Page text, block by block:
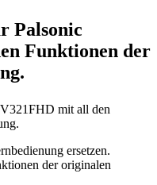
Palsonic
Funktionen der
mit all den
ersetzen.
der originalen